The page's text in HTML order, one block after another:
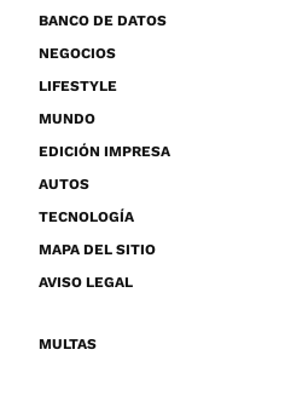
BANCO DE DATOS
NEGOCIOS
LIFESTYLE
MUNDO
EDICIÓN IMPRESA
AUTOS
TECNOLOGÍA
MAPA DEL SITIO
AVISO LEGAL
MULTAS